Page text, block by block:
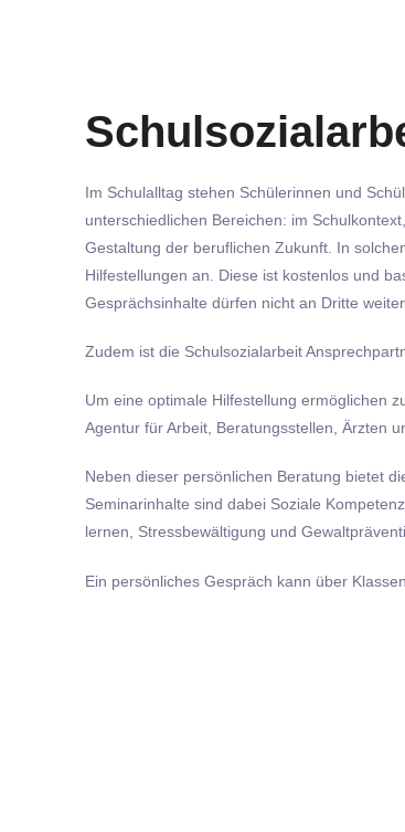
Im Schulalltag stehen Schülerinnen und
unterschiedlichen Bereichen: im
Gestaltung der beruflichen Zukunft. In
Hilfestellungen an. Diese ist kostenlos und
Gesprächsinhalte dürfen nicht an Dritte
Zudem ist die Schulsozialarbeit
Um eine optimale Hilfestellung ermöglichen
Agentur für Arbeit, Beratungsstellen, Ärzten
Neben dieser persönlichen Beratung bietet
Seminarinhalte sind dabei Soziale
lernen, Stressbewältigung und
Ein persönliches Gespräch kann über